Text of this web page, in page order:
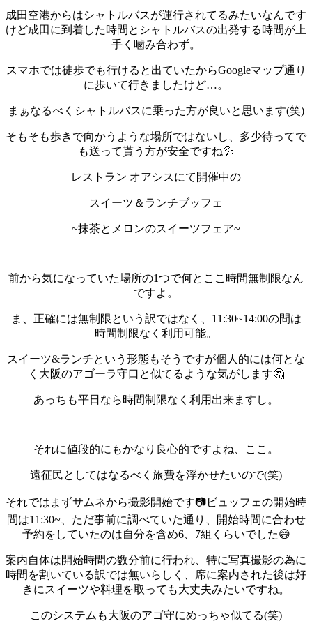
成田空港からはシャトルバスが運行されてるみたいなんです
けど成田に到着した時間とシャトルバスの出発する時間が上
手く噛み合わず。
スマホでは徒歩でも行けると出ていたからGoogleマップ通り
に歩いて行きましたけど…。
まぁなるべくシャトルバスに乗った方が良いと思います(笑)
そもそも歩きで向かうような場所ではないし、多少待ってで
も送って貰う方が安全ですね💦
レストラン オアシスにて開催中の
スイーツ＆ランチブッフェ
~抹茶とメロンのスイーツフェア~
前から気になっていた場所の1つで何とここ時間無制限なん
ですよ。
ま、正確には無制限という訳ではなく、11:30~14:00の間は
時間制限なく利用可能。
スイーツ&ランチという形態もそうですが個人的には何とな
く大阪のアゴーラ守口と似てるような気がします🤔
あっちも平日なら時間制限なく利用出来ますし。
それに値段的にもかなり良心的ですよね、ここ。
遠征民としてはなるべく旅費を浮かせたいので(笑)
それではまずサムネから撮影開始です📷️ビュッフェの開始時
間は11:30~、ただ事前に調べていた通り、開始時間に合わせ
予約をしていたのは自分を含め6、7組くらいでした😅
案内自体は開始時間の数分前に行われ、特に写真撮影の為に
時間を割いている訳では無いらしく、席に案内された後は好
きにスイーツや料理を取っても大丈夫みたいですね。
このシステムも大阪のアゴ守にめっちゃ似てる(笑)